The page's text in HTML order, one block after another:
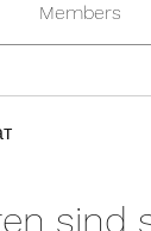
Members
sind